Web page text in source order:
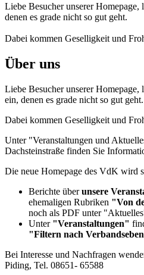
Liebe Besucher unserer
denen es grade nicht so gut geht.
Dabei kommen Geselligkeit und
Über uns
Liebe Besucher unserer
ein, denen es grade nicht so gut geht.
Dabei kommen Geselligkeit und
Unter "Veranstaltungen und
Dachsteinstraße finden Sie
Die neue Homepage des VdK wird
Berichte überunsere
ehemaligen Rubriken "Von
noch als PDF unter
Unter "Veranstaltungen"
"Filtern nach
Bei Interesse und Nachfragen
Piding, Tel. 08651- 65588